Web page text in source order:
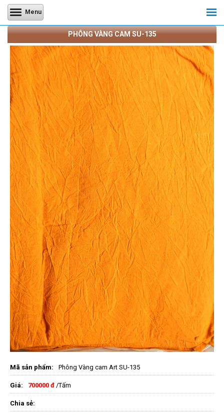
Menu
PHÔNG VÀNG CAM SU-135
Mã sản phẩm: Phông Vàng cam Art SU-135
Giá: 700000 đ /Tấm
Chia sẻ: